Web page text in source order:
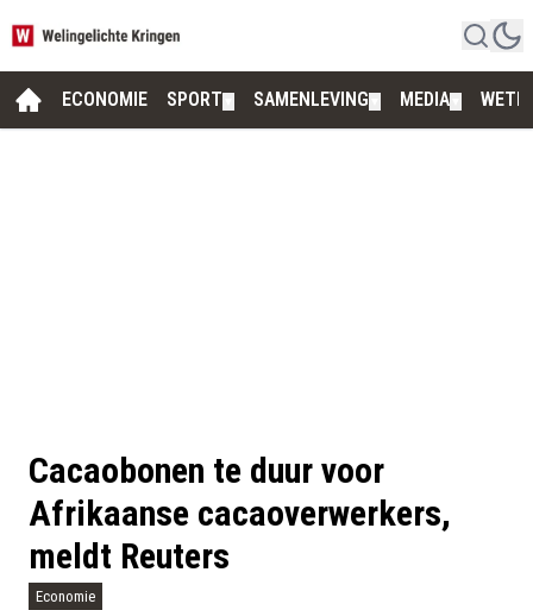
ECONOMIE SPORT SAMENLEVING MEDIA
Cacaobonen te duur voor
Afrikaanse cacaoverwerkers,
meldt Reuters
Economie